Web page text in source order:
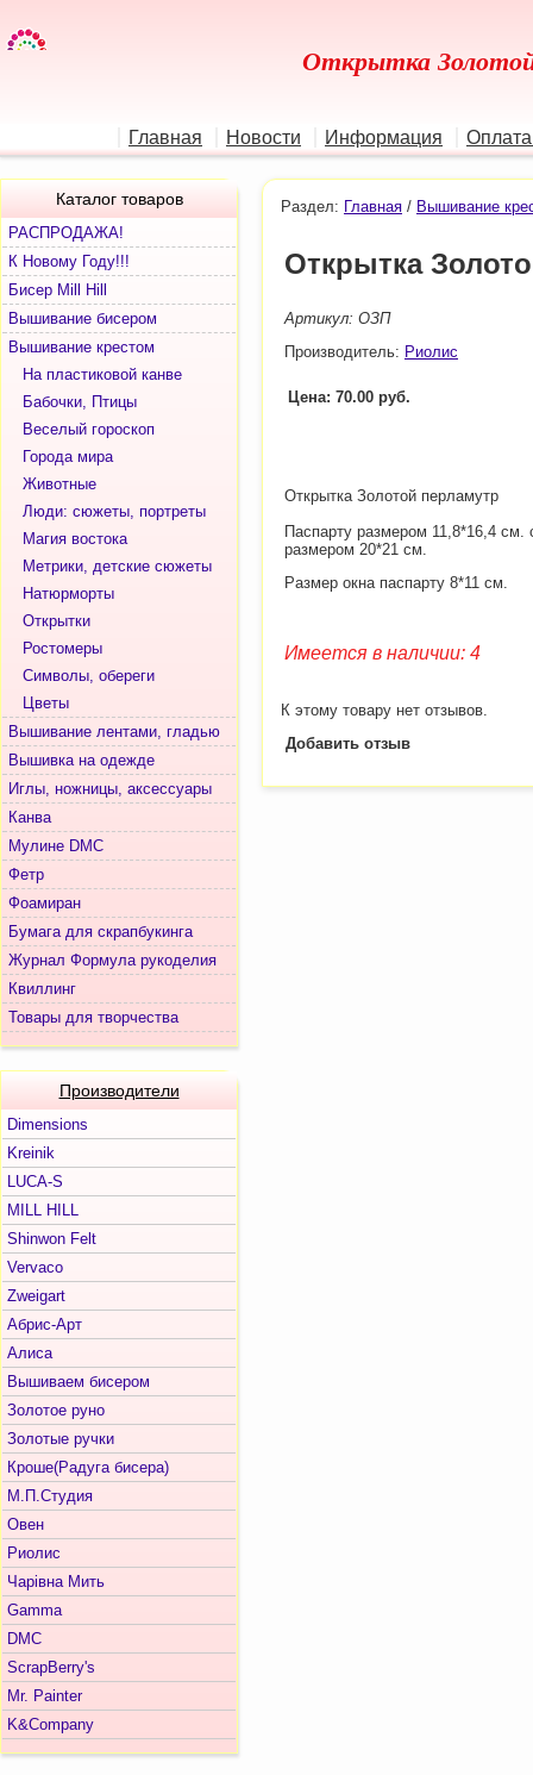
Открытка
Главная Новости Информация Оплата
Каталог товаров
РАСПРОДАЖА!
К Новому Году!!!
Бисер Mill Hill
Вышивание бисером
Вышивание крестом
На пластиковой канве
Бабочки, Птицы
Веселый гороскоп
Города мира
Животные
Люди: сюжеты, портреты
Магия востока
Метрики, детские сюжеты
Натюрморты
Открытки
Ростомеры
Символы, обереги
Цветы
Вышивание лентами, гладью
Вышивка на одежде
Иглы, ножницы, аксессуары
Канва
Мулине DMC
Фетр
Фоамиран
Бумага для скрапбукинга
Журнал Формула рукоделия
Квиллинг
Товары для творчества
Производители
Dimensions
Kreinik
LUCA-S
MILL HILL
Shinwon Felt
Vervaco
Zweigart
Абрис-Арт
Алиса
Вышиваем бисером
Золотое руно
Золотые ручки
Кроше(Радуга бисера)
М.П.Студия
Овен
Риолис
Чарiвна Мить
Gamma
DMC
ScrapBerry's
Mr. Painter
K&Company
Раздел: Главная / Вышивание
Открытка
Артикул: ОЗП
Производитель: Риолис
Цена: 70.00 руб.
Открытка Золотой перламутр
Паспарту размером 11,8*16,4
размером 20*21 см.
Размер окна паспарту 8*11 см.
Имеется в наличии: 4
К этому товару нет отзывов.
Добавить отзыв